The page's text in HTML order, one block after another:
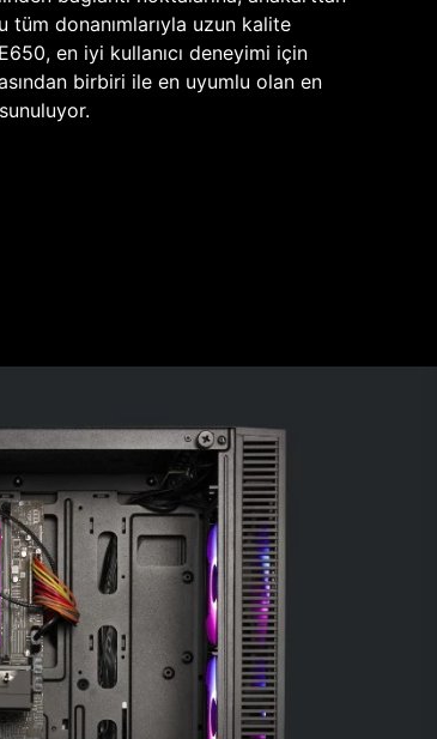
donanımlarıyla uzun kalite
en iyi kullanıcı deneyimi için
birbiri ile en uyumlu olan en